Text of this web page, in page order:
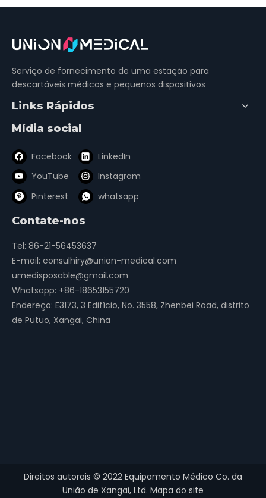
Serviço de fornecimento de uma estação para
descartáveis ​​médicos e pequenos dispositivos
Links Rápidos
Mídia social
Facebook
LinkedIn
YouTube
Instagram
Pinterest
whatsapp
Contate-nos
Tel: 86-21-56453637
E-mail: consulhiry@union-medical.com
umedisposable@gmail.com
Whatsapp: +86-18653155720
Endereço: E3173, 3 Edifício, No. 3558, Zhenbei Road, distrito
de Putuo, Xangai, China
Direitos autorais © 2022 Equipamento Médico Co. da
União de Xangai, Ltd. Mapa do site